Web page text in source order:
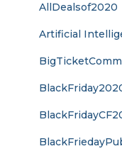
AllDealsof2020
Artificial